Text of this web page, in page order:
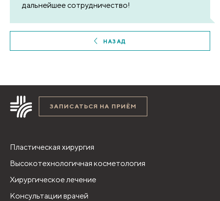
дальнейшее сотрудничество!
НАЗАД
ЗАПИСАТЬСЯ НА ПРИЁМ
Пластическая хирургия
Высокотехнологичная косметология
Хирургическое лечение
Консультации врачей